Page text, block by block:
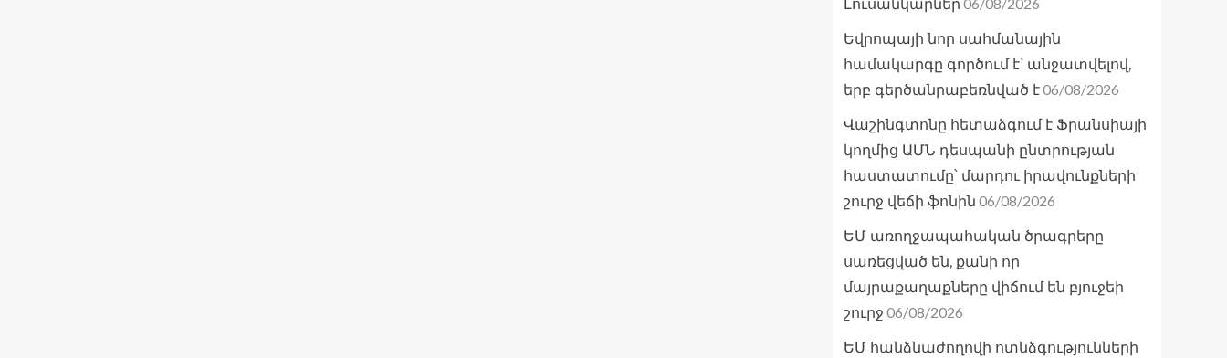
Լուսանկարներ
Եվրոպայի նոր սահմանային
համակարգը գործում է՝ անջատվելով,
երբ գերծանրաբեռնված է06/08/2026
Վաշինգտոնը հետաձգում է Ֆրանսիայի
կողմից ԱՄՆ դեսպանի ընտրության
հաստատումը՝ մարդու իրավունքների
շուրջ վեճի ֆոնին 06/08/2026
ԵՄ առողջապահական ծրագրերը
սառեցված են, քանի որ
մայրաքաղաքները վիճում են բյուջեի
շուրջ 06/08/2026
ԵՄ հանձնաժողովի ոտնձգությունների